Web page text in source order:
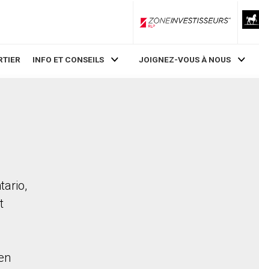
ZoneInvestisseurs
INFO ET CONSEILS JOIGNEZ-VOUS À NOUS